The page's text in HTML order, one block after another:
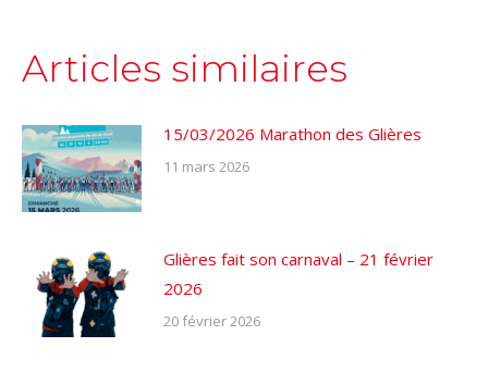
Articles similaires
15/03/2026 Marathon des Glières
11 mars 2026
Glières fait son carnaval – 21 février
2026
20 février 2026